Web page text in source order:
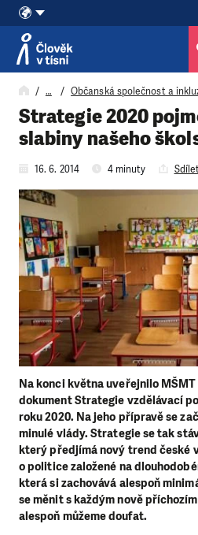
Přeskočit na obsah
… Občanská společnost a
Strategie 2020
slabiny našeho
16. 6. 2014 4 minuty
Na konci května uveřejnilo
dokument Strategie vzdělávací
roku 2020. Na jeho přípravě se
minulé vlády. Strategie se tak
který předjímá nový trend české
o politice založené na
která si zachovává alespoň
se měnit s každým nově
alespoň můžeme doufat.